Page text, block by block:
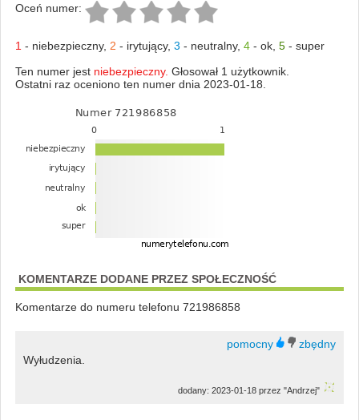
Oceń numer:
1 - niebezpieczny, 2 - irytujący, 3 - neutralny, 4- ok, 5- super
Ten numer jest niebezpieczny. Głosował 1 użytkownik.
Ostatni raz oceniono ten numer dnia 2023-01-18.
KOMENTARZE DODANE PRZEZ SPOŁECZNOŚĆ
Komentarze do numeru telefonu 721986858
Wyłudzenia.
dodany: 2023-01-18 przez "Andrzej"